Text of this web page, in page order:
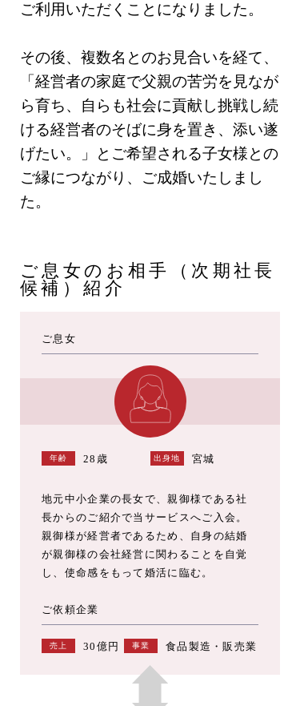
ご利⽤いただくことになりました。
その後、複数名とのお見合いを経て、
「経営者の家庭で⽗親の苦労を⾒なが
ら育ち、⾃らも社会に貢献し挑戦し続
ける経営者のそばに⾝を置き、添い遂
げたい。」とご希望される⼦⼥様との
ご縁につながり、ご成婚いたしまし
た。
ご息女のお相手（次期社長
候補）紹介
ご息女
年齢 28歳 出身地 宮城
地元中小企業の長女で、親御様である社
長からのご紹介で当サービスへご入会。
親御様が経営者であるため、自身の結婚
が親御様の会社経営に関わることを自覚
し、使命感をもって婚活に臨む。
ご依頼企業
売上 30億円 事業 食品製造・販売業